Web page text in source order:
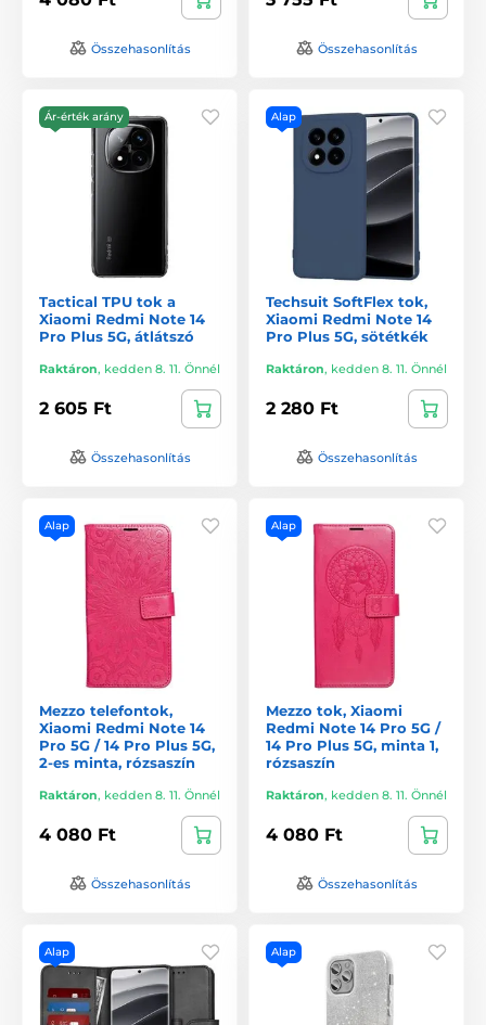
Összehasonlítás Összehasonlítás
Ár-érték arány
Tactical TPU tok a
Xiaomi Redmi Note 14
Pro Plus 5G, átlátszó
Raktáron, kedden 8. 11. Önnél
2 605 Ft
Összehasonlítás
Alap
Techsuit SoftFlex tok,
Xiaomi Redmi Note 14
Pro Plus 5G, sötétkék
Raktáron, kedden 8. 11. Önnél
2 280 Ft
Összehasonlítás
Alap
Mezzo telefontok,
Xiaomi Redmi Note 14
Pro 5G / 14 Pro Plus 5G,
2-es minta, rózsaszín
Raktáron, kedden 8. 11. Önnél
4 080 Ft
Összehasonlítás
Alap
Mezzo tok, Xiaomi
Redmi Note 14 Pro 5G /
14 Pro Plus 5G, minta 1,
rózsaszín
Raktáron, kedden 8. 11. Önnél
4 080 Ft
Összehasonlítás
Alap Alap